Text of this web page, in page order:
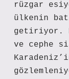
rüzgar
ülkenin
getiriyor.
ve cephe